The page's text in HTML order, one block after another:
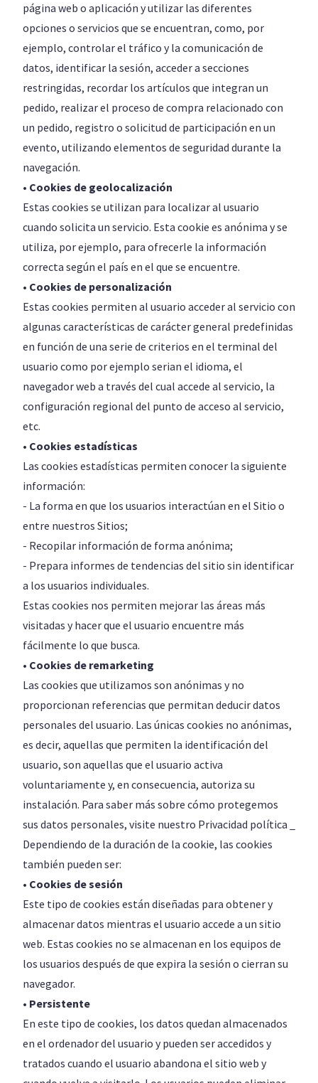
página web o aplicación y utilizar las diferentes
opciones o servicios que se encuentran, como, por
ejemplo, controlar el tráfico y la comunicación de
datos, identificar la sesión, acceder a secciones
restringidas, recordar los artículos que integran un
pedido, realizar el proceso de compra relacionado con
un pedido, registro o solicitud de participación en un
evento, utilizando elementos de seguridad durante la
navegación.
• Cookies de geolocalización
Estas cookies se utilizan para localizar al usuario
cuando solicita un servicio. Esta cookie es anónima y se
utiliza, por ejemplo, para ofrecerle la información
correcta según el país en el que se encuentre.
• Cookies de personalización
Estas cookies permiten al usuario acceder al servicio con
algunas características de carácter general predefinidas
en función de una serie de criterios en el terminal del
usuario como por ejemplo serian el idioma, el
navegador web a través del cual accede al servicio, la
configuración regional del punto de acceso al servicio,
etc.
• Cookies estadísticas
Las cookies estadísticas permiten conocer la siguiente
información:
- La forma en que los usuarios interactúan en el Sitio o
entre nuestros Sitios;
- Recopilar información de forma anónima;
- Prepara informes de tendencias del sitio sin identificar
a los usuarios individuales.
Estas cookies nos permiten mejorar las áreas más
visitadas y hacer que el usuario encuentre más
fácilmente lo que busca.
• Cookies de remarketing
Las cookies que utilizamos son anónimas y no
proporcionan referencias que permitan deducir datos
personales del usuario. Las únicas cookies no anónimas,
es decir, aquellas que permiten la identificación del
usuario, son aquellas que el usuario activa
voluntariamente y, en consecuencia, autoriza su
instalación. Para saber más sobre cómo protegemos
sus datos personales, visite nuestro Privacidad política _
Dependiendo de la duración de la cookie, las cookies
también pueden ser:
• Cookies de sesión
Este tipo de cookies están diseñadas para obtener y
almacenar datos mientras el usuario accede a un sitio
web. Estas cookies no se almacenan en los equipos de
los usuarios después de que expira la sesión o cierran su
navegador.
• Persistente
En este tipo de cookies, los datos quedan almacenados
en el ordenador del usuario y pueden ser accedidos y
tratados cuando el usuario abandona el sitio web y